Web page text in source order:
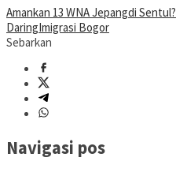
Amankan 13 WNA Jepangdi Sentul?
DaringImigrasi Bogor
Sebarkan
Navigasi pos